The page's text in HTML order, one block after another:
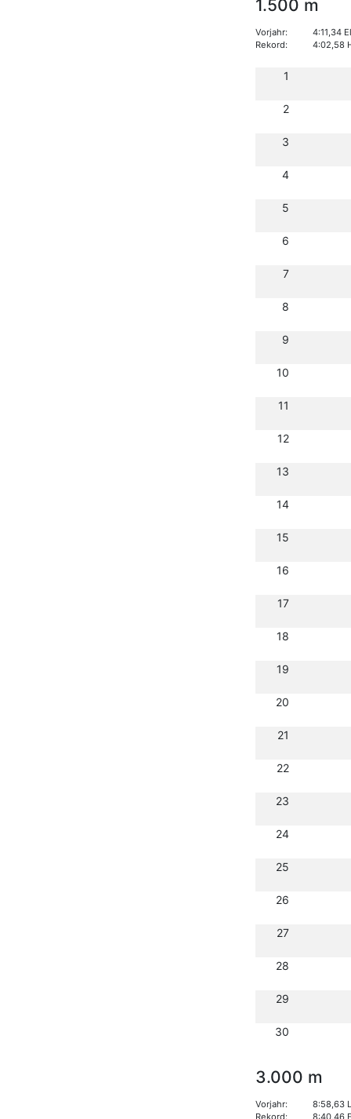
1.500 m
Vorjahr:
4:11,34
Rekord:
4:02,58
1
2
3
4
5
6
7
8
9
10
11
12
13
14
15
16
17
18
19
20
21
22
23
24
25
26
27
28
29
30
3.000 m
Vorjahr:
8:58,63
Rekord:
8:40,46